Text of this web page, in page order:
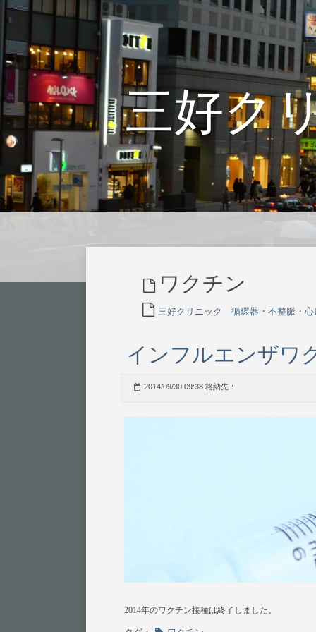
三好ク
ワクチン
三好クリニック 循環器・不整脈・
インフルエンザワ
2014/09/30 09:38 格納先：
2014年のワクチン接種は終了しました。